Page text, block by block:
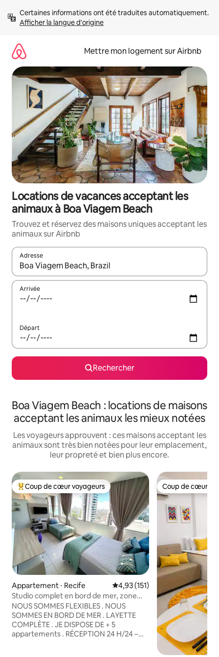
directement
Afficher la langue d'origine
Mettre mon logement sur Airbnb
Locations de vacances acceptant les
animaux à Boa Viagem Beach
Trouvez et réservez des maisons uniques acceptant les
animaux sur Airbnb
Adresse
Lorsque les résultats s'affichent, utilisez les flèches vers le
Arrivée
Départ
Rechercher
Boa Viagem Beach : locations de maisons
acceptant les animaux les mieux notées
Les voyageurs approuvent : ces maisons acceptant les
animaux sont très bien notées pour leur emplacement,
leur propreté et bien plus encore.
Coups de cœur voyageurs les plus appréciés
Coup de cœur voyageurs
Appartement ⋅ Recife Évaluation moyenne sur la
4,93 (151)
Studio complet en bord de mer, zone
sud, proche de tout
NOUS SOMMES FLEXIBLES . NOUS
SOMMES EN BORD DE MER . LAYETTE
COMPLÈTE . JE DISPOSE DE + 5
appartements . RÉCEPTION 24 H/24 –
Coup de cœur
Coup de cœur